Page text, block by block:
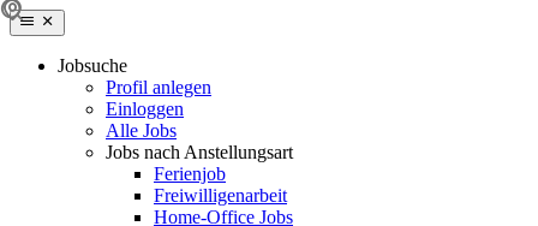
Jobsuche
Profil anlegen
Einloggen
Alle Jobs
Jobs nach Anstellungsart
Ferienjob
Freiwilligenarbeit
Home-Office Jobs